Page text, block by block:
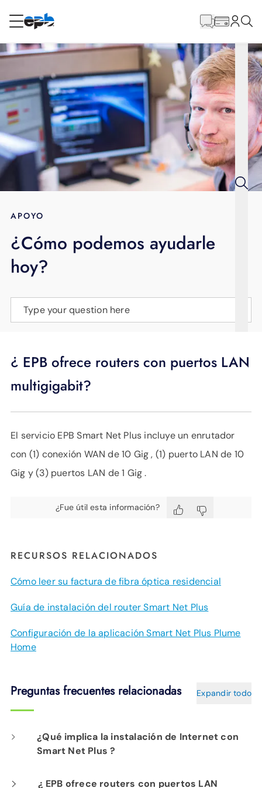
RESIDENCIAL
Internet
Energía
Televisión
BLOG
APOYO
principal
APOYO
¿Cómo podemos ayudarle
hoy?
Type your question here
¿ EPB ofrece routers con puertos LAN
multigigabit?
El servicio EPB Smart Net Plus incluye un enrutador
con (1) conexión WAN de 10 Gig , (1) puerto LAN de 10
Gig y (3) puertos LAN de 1 Gig .
¿Fue útil esta información?
RECURSOS RELACIONADOS
Cómo leer su factura de fibra óptica residencial
Guía de instalación del router Smart Net Plus
Configuración de la aplicación Smart Net Plus Plume
Home
Preguntas frecuentes relacionadas Expandir todo
¿Qué implica la instalación de Internet con
Smart Net Plus ?
El día de la instalación, un técnico de EPB
¿ EPB ofrece routers con puertos LAN